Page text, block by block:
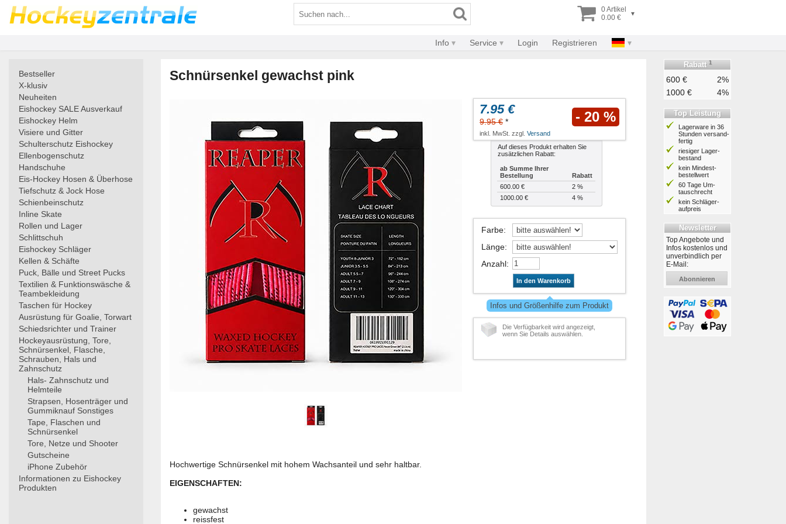
0 Artikel
0.00 €
▾
Info Service Login Registrieren
Bestseller
X-klusiv
Neuheiten
Eishockey SALE Ausverkauf
Eishockey Helm
Visiere und Gitter
Schulterschutz Eishockey
Ellenbogenschutz
Handschuhe
Eis-Hockey Hosen & Überhose
Tiefschutz & Jock Hose
Schienbeinschutz
Inline Skate
Rollen und Lager
Schlittschuh
Eishockey Schläger
Kellen & Schäfte
Puck, Bälle und Street Pucks
Textilien & Funktionswäsche &
Teambekleidung
Taschen für Hockey
Ausrüstung für Goalie, Torwart
Schiedsrichter und Trainer
Hockeyausrüstung, Tore,
Schnürsenkel, Flasche,
Schrauben, Hals und
Zahnschutz
Hals- Zahnschutz und
Helmteile
Strapsen, Hosenträger und
Gummiknauf Sonstiges
Tape, Flaschen und
Schnürsenkel
Tore, Netze und Shooter
Gutscheine
iPhone Zubehör
Informationen zu Eishockey
Produkten
Schnürsenkel gewachst pink
7.95 €
9.95 € * - 20 %
inkl. MwSt. zzgl. Versand
Auf dieses Produkt erhalten Sie
zusätzlichen Rabatt:
ab Summe Ihrer
Bestellung
Rabatt
600.00 €
2 %
1000.00 €
4 %
Farbe:
Länge:
Anzahl:
In den Warenkorb
Infos und Größenhilfe zum Produkt
Die Verfügbarkeit wird angezeigt,
wenn Sie Details auswählen.
Hochwertige Schnürsenkel mit hohem Wachsanteil und sehr haltbar.
EIGENSCHAFTEN:
gewachst
reissfest
Rabatt 1
600 €
2%
1000 €
4%
Top Leistung
Lagerware in 36
Stunden ver­sand­
fertig
riesiger Lager­
bestand
kein Mindest­
bestell­wert
60 Tage Um­
tausch­recht
kein Schläger­
aufpreis
Newsletter
Top Angebote und
Infos kostenlos und
unverbindlich per
E-Mail:
Abonnieren